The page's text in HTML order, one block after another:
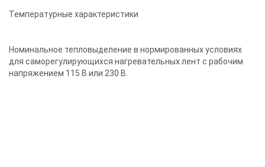
Температурные характеристики
Номинальное тепловыделение в нормированных условиях
для саморегулирующихся нагревательных лент с рабочим
напряжением 115 В или 230 В.